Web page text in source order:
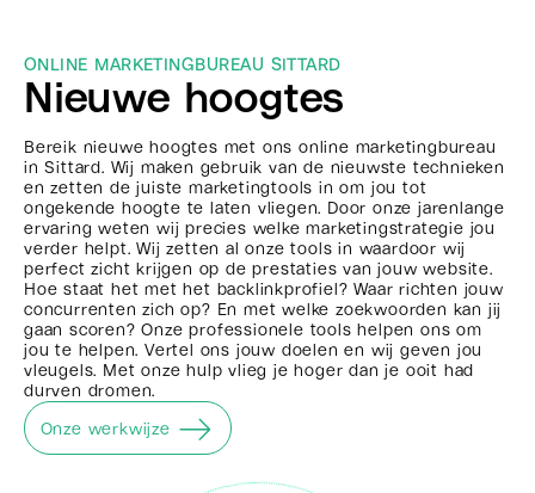
ONLINE MARKETINGBUREAU SITTARD
Nieuwe hoogtes
Bereik nieuwe hoogtes met ons online marketingbureau
in Sittard. Wij maken gebruik van de nieuwste technieken
en zetten de juiste marketingtools in om jou tot
ongekende hoogte te laten vliegen. Door onze jarenlange
ervaring weten wij precies welke marketingstrategie jou
verder helpt. Wij zetten al onze tools in waardoor wij
perfect zicht krijgen op de prestaties van jouw website.
Hoe staat het met het backlinkprofiel? Waar richten jouw
concurrenten zich op? En met welke zoekwoorden kan jij
gaan scoren? Onze professionele tools helpen ons om
jou te helpen. Vertel ons jouw doelen en wij geven jou
vleugels. Met onze hulp vlieg je hoger dan je ooit had
durven dromen.
Onze werkwijze